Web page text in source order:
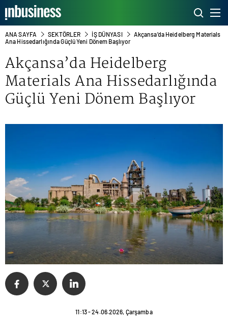
ANA SAYFA SEKTÖRLER İŞ DÜNYASI
Akçansa’da Heidelberg Materials
Ana Hissedarlığında Güçlü Yeni Dönem Başlıyor
Akçansa’da Heidelberg
Materials Ana Hissedarlığında
Güçlü Yeni Dönem Başlıyor
11:13 - 24.06.2026, Çarşamba